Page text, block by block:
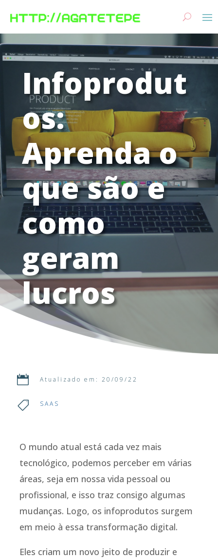
Infoprodut
os:
Aprenda o
que são e
como
geram
lucros
 Atualizado em: 20/09/22
 SAAS
O mundo atual está cada vez mais
tecnológico, podemos perceber em várias
áreas, seja em nossa vida pessoal ou
profissional, e isso traz consigo algumas
mudanças. Logo, os infoprodutos surgem
em meio à essa transformação digital.
Eles criam um novo jeito de produzir e